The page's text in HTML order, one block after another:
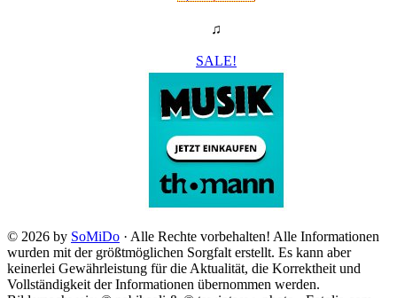
♫
SALE!
© 2026 by SoMiDo · Alle Rechte vorbehalten! Alle Informationen
wurden mit der größtmöglichen Sorgfalt erstellt. Es kann aber
keinerlei Gewährleistung für die Aktualität, die Korrektheit und
Vollständigkeit der Informationen übernommen werden.